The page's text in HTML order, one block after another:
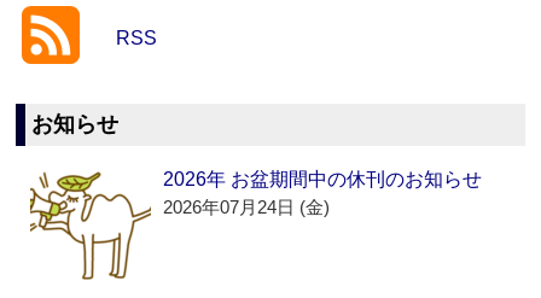
RSS
お知らせ
2026年 お盆期間中の休刊のお知らせ
2026年07月24日 (金)